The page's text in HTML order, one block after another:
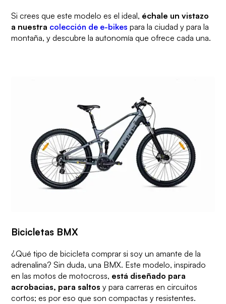
Si crees que este modelo es el ideal, échale un vistazo
a nuestra colección de e-bikes para la ciudad y para la
montaña, y descubre la autonomía que ofrece cada una.
Bicicletas BMX
¿Qué tipo de bicicleta comprar si soy un amante de la
adrenalina? Sin duda, una BMX. Este modelo, inspirado
en las motos de motocross, está diseñado para
acrobacias, para saltos y para carreras en circuitos
cortos; es por eso que son compactas y resistentes.